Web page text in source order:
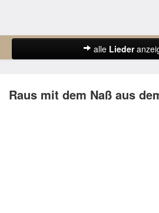
alle Lieder
Deutsche Lieder
Raus mit dem Naß aus